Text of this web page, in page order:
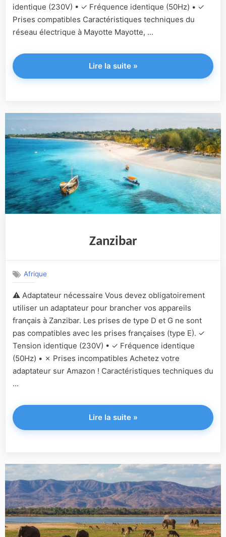
identique (230V) • ✓ Fréquence identique (50Hz) • ✓
Prises compatibles Caractéristiques techniques du
réseau électrique à Mayotte Mayotte, ...
Lire la suite"Mayotte
(France)"
»
Zanzibar
Afrique
⚠️ Adaptateur nécessaire Vous devez obligatoirement
utiliser un adaptateur pour brancher vos appareils
français à Zanzibar. Les prises de type D et G ne sont
pas compatibles avec les prises françaises (type E). ✓
Tension identique (230V) • ✓ Fréquence identique
(50Hz) • ✗ Prises incompatibles Achetez votre
adaptateur sur Amazon ! Caractéristiques techniques du
...
Lire la suite"Zanzibar"
»